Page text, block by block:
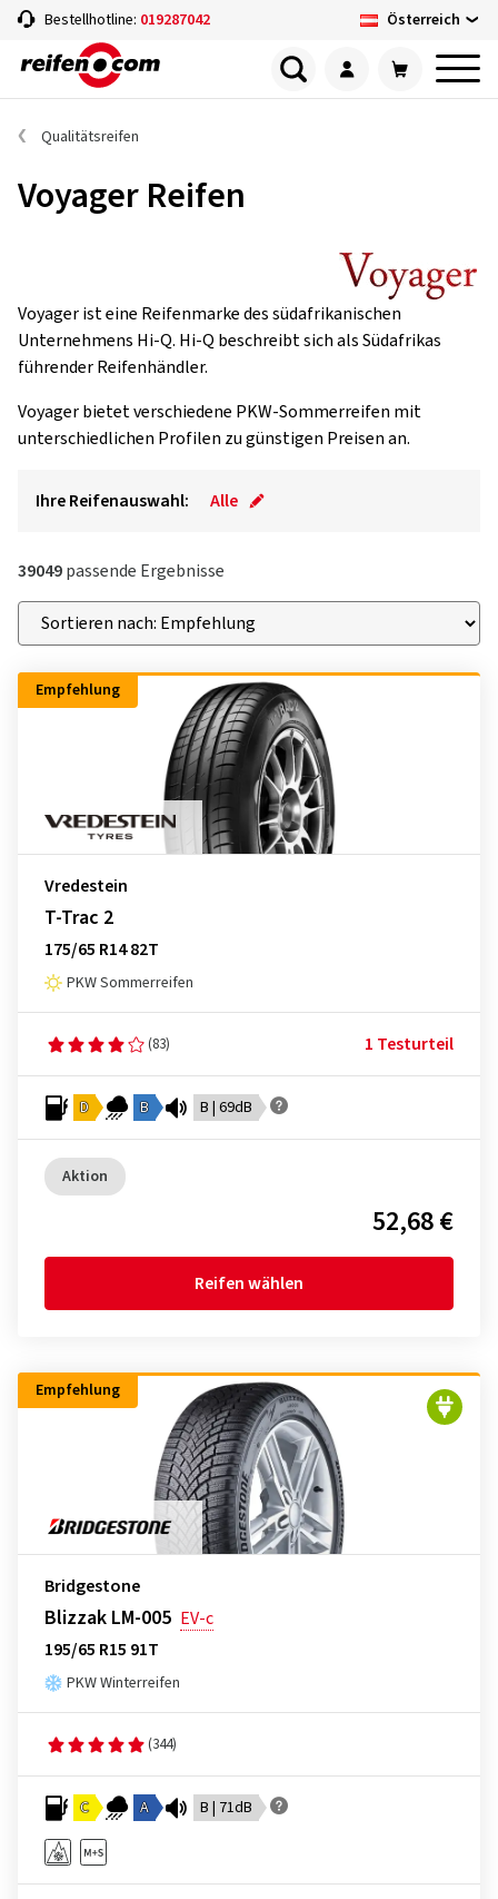
Bestellhotline: 019287042 Österreich
Qualitätsreifen
Voyager Reifen
Voyager ist eine Reifenmarke des südafrikanischen
Unternehmens Hi-Q. Hi-Q beschreibt sich als Südafrikas
führender Reifenhändler.
Voyager bietet verschiedene PKW-Sommerreifen mit
unterschiedlichen Profilen zu günstigen Preisen an.
Ihre Reifenauswahl: Alle
39049passende Ergebnisse
Empfehlung
Vredestein
T-Trac 2
175/65 R14 82T
PKW Sommerreifen
(83) 1 Testurteil
D B B | 69dB
Aktion
52,68 €
Reifen wählen
Empfehlung
Bridgestone
Blizzak LM-005 EV-c
195/65 R15 91T
PKW Winterreifen
(344)
C A B | 71dB